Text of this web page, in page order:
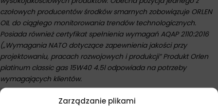
Zarządzanie plikami
czołowych producentów środków smarnych zobowiązuje ORLEN
OIL do ciągłego monitorowania trendów technologicznych.
Posiada również certyfikat spełnienia wymagań AQAP 2110:2016
(„Wymagania NATO dotyczące zapewnienia jakości przy
projektowaniu, pracach rozwojowych i produkcji” Produkt Orlen
platinum classic gas 15W40 4.5l odpowiada na potrzeby
wymagających klientów.